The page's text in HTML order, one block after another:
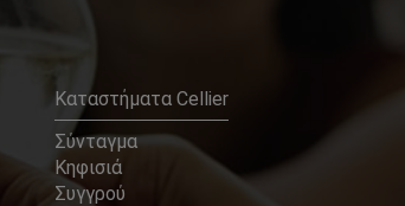
Καταστήματα Cellier
Σύνταγμα
Κηφισιά
Συγγρού